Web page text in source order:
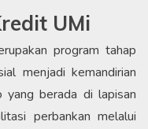
UMi
program tahap
menjadi kemandirian
yang berada di lapisan
perbankan melalui